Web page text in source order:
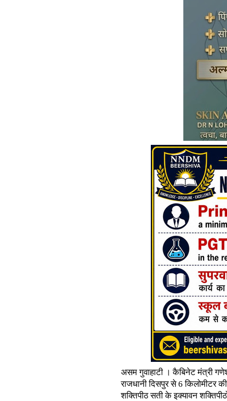
असम गुवाहाटी । कैबिनेट मंत्री
राजधानी दिसपुर से 6 किलोमीटर
शक्तिपीठ सती के इक्यावन